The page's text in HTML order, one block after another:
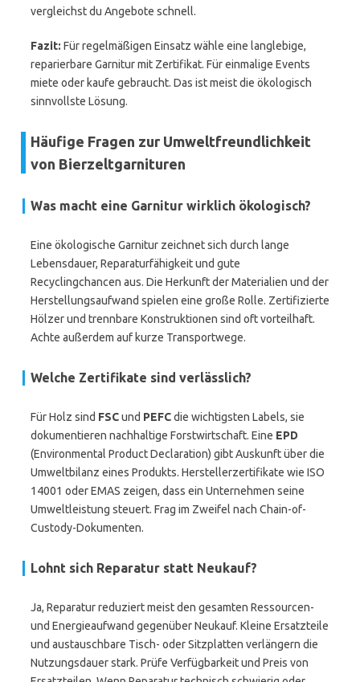
vergleichst du Angebote schnell.
Fazit: Für regelmäßigen Einsatz wähle eine langlebige,
reparierbare Garnitur mit Zertifikat. Für einmalige Events
miete oder kaufe gebraucht. Das ist meist die ökologisch
sinnvollste Lösung.
Häufige Fragen zur Umweltfreundlichkeit
von Bierzeltgarnituren
Was macht eine Garnitur wirklich ökologisch?
Eine ökologische Garnitur zeichnet sich durch lange
Lebensdauer, Reparaturfähigkeit und gute
Recyclingchancen aus. Die Herkunft der Materialien und der
Herstellungsaufwand spielen eine große Rolle. Zertifizierte
Hölzer und trennbare Konstruktionen sind oft vorteilhaft.
Achte außerdem auf kurze Transportwege.
Welche Zertifikate sind verlässlich?
Für Holz sind FSCund PEFCdie wichtigsten Labels, sie
dokumentieren nachhaltige Forstwirtschaft. Eine EPD
(Environmental Product Declaration) gibt Auskunft über die
Umweltbilanz eines Produkts. Herstellerzertifikate wie ISO
14001 oder EMAS zeigen, dass ein Unternehmen seine
Umweltleistung steuert. Frag im Zweifel nach Chain-of-
Custody-Dokumenten.
Lohnt sich Reparatur statt Neukauf?
Ja, Reparatur reduziert meist den gesamten Ressourcen-
und Energieaufwand gegenüber Neukauf. Kleine Ersatzteile
und austauschbare Tisch- oder Sitzplatten verlängern die
Nutzungsdauer stark. Prüfe Verfügbarkeit und Preis von